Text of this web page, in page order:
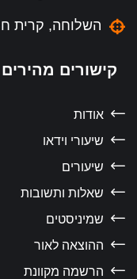
השלוחה, קרית
קישורים מהירים
אודות
שיעורי וידאו
שיעורים
שאלות ותשובות
שמיניסטים
ההוצאה לאור
הרשמה מקוונת